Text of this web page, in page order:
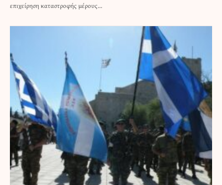
επιχείρηση καταστροφής μέρους…